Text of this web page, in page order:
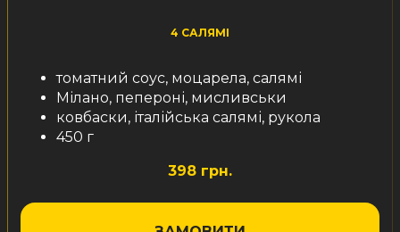
4 САЛЯМІ
томатний соус, моцарела, салямі
Мілано, пепероні, мисливськи
ковбаски, італійська салямі, рукола
450 г
398 грн.